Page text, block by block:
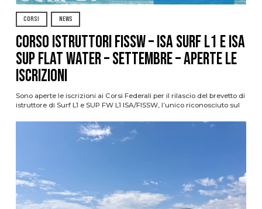
CORSI NEWS
CORSO ISTRUTTORI FISSW – ISA SURF L1 e ISA
SUP Flat Water – SETTEMBRE – APERTE LE
ISCRIZIONI
Sono aperte le iscrizioni ai Corsi Federali per il rilascio del brevetto di
istruttore di Surf L1 e SUP FW L1 ISA/FISSW, l’unico riconosciuto sul